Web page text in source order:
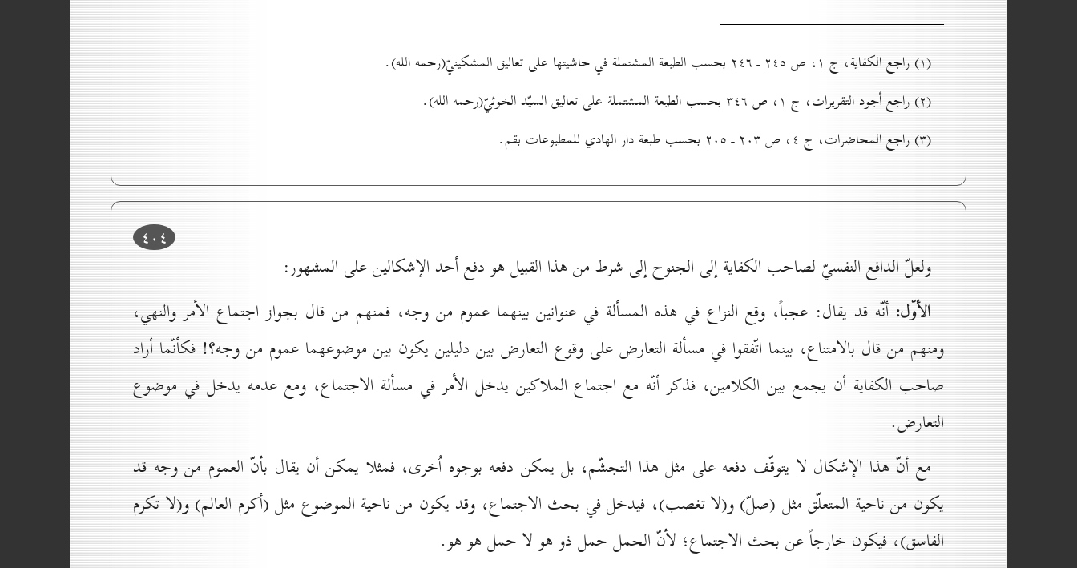
(۱) راجع الكفاية، ج ۱، ص ۲٤٥ ـ ۲٤٦ بحسب الطبعة المشتملة في حاشيتها على تعاليق المشكينيّ(رحمه الله).
(۲) راجع أجود التقريرات، ج ۱، ص ۳٤٦ بحسب الطبعة المشتملة على تعاليق السيّد الخوئيّ(رحمه الله).
(۳) راجع المحاضرات، ج ٤، ص ۲٠۳ ـ ۲٠٥ بحسب طبعة دار الهادي للمطبوعات بقم.
٤٠٤
ولعلّ الدافع النفسيّ لصاحب الكفاية إلى الجنوح إلى شرط من هذا القبيل هو دفع أحد الإشكالين على المشهور:
الأوّل: أنّه قد يقال: عجباً، وقع النزاع في هذه المسألة في عنوانين بينهما عموم من وجه، فمنهم من قال بجواز اجتماع الأمر والنهي،
ومنهم من قال بالامتناع، بينما اتّفقوا في مسألة التعارض على وقوع التعارض بين دليلين يكون بين موضوعهما عموم من وجه؟! فكأنّما أراد
صاحب الكفاية أن يجمع بين الكلامين، فذكر أنّه مع اجتماع الملاكين يدخل الأمر في مسألة الاجتماع، ومع عدمه يدخل في موضوع
التعارض.
مع أنّ هذا الإشكال لا يتوقّف دفعه على مثل هذا التجشّم، بل يمكن دفعه بوجوه اُخرى، فمثلا يمكن أن يقال بأنّ العموم من وجه قد
يكون من ناحية المتعلّق مثل (صلّ) و(لا تغصب)، فيدخل في بحث الاجتماع، وقد يكون من ناحية الموضوع مثل (أكرم العالم) و(لا تكرم
الفاسق)، فيكون خارجاً عن بحث الاجتماع؛ لأنّ الحمل حمل ذو هو لا حمل هو هو.